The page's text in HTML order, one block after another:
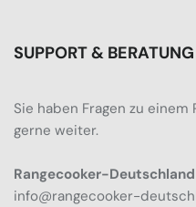
SUPPORT & BERATUNG
Sie haben Fragen zu
gerne weiter.
Rangecooker-
info@rangecooker-